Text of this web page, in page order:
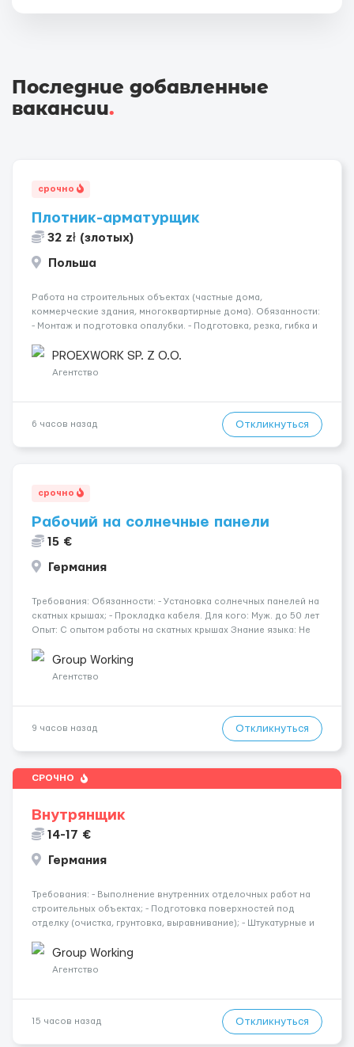
Последние добавленные
вакансии.
срочно
Плотник-арматурщик
32 zł (злотых)
Польша
Работа на строительных объектах (частные дома,
коммерческие здания, многоквартирные дома). Обязанности:
- Монтаж и подготовка опалубки. - Подготовка, резка, гибка и
Связка арматурных стержней. - Заливка бетона. - Демонтаж
опалубки после за...
PROEXWORK SP. Z O.O.
Агентство
6 часов назад Откликнуться
срочно
Рабочий на солнечные панели
15 €
Германия
Требования: Обязанности: - Установка солнечных панелей на
скатных крышах; - Прокладка кабеля. Для кого: Муж. до 50 лет
Опыт: С опытом работы на скатных крышах Знание языка: Не
Германия, Буцбах Условия...
Group Working
Агентство
9 часов назад Откликнуться
СРОЧНО
Внутрянщик
14-17 €
Германия
Требования: - Выполнение внутренних отделочных работ на
строительных объектах; - Подготовка поверхностей под
отделку (очистка, грунтовка, выравнивание); - Штукатурные и
(стены, перегородки, потолки); - Укладка плитки на стены и п...
Group Working
Агентство
15 часов назад Откликнуться